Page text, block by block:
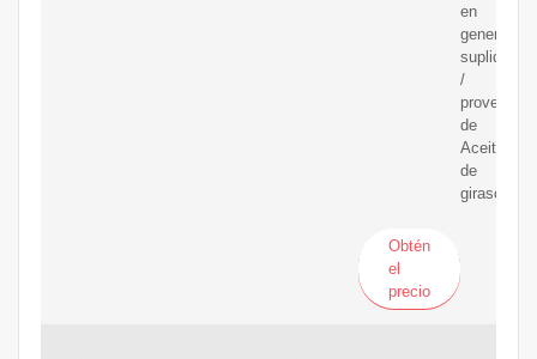
en
general
suplidores
/
de
Aceite
de
girasol.
Obtén
el
precio